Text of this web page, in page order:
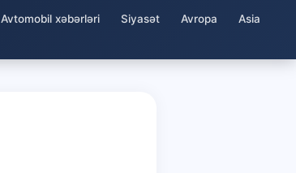
Avtomobil xəbərləri Siyasət Avropa
Asia